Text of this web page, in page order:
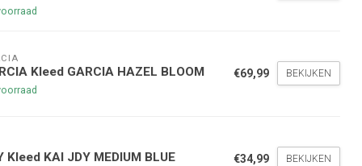
Kleed GARCIA HAZEL BLOOM €69,99 BEKIJKEN
Kleed KAI JDY MEDIUM BLUE €34,99 BEKIJKEN
bestelling